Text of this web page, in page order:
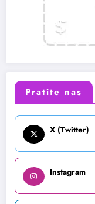
Pratite nas
X (Twitter)
Instagram